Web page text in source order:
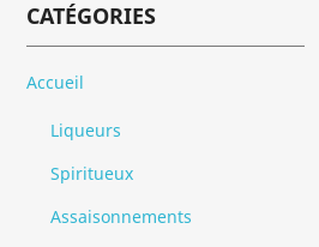
CATÉGORIES
Accueil
Liqueurs
Spiritueux
Assaisonnements